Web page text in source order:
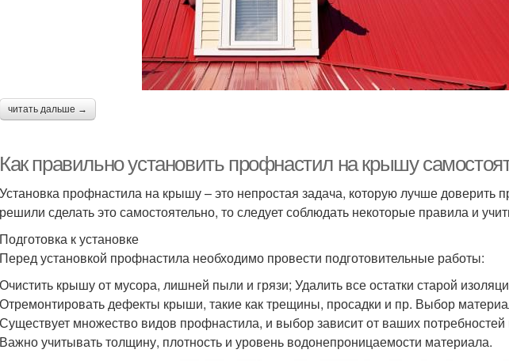
читать дальше →
Как правильно установить профнастил на крышу
Установка профнастила на крышу – это непростая задача, которую лучше
решили сделать это самостоятельно, то следует соблюдать некоторые правила и
Подготовка к установке
Перед установкой профнастила необходимо провести подготовительные работы:
Очистить крышу от мусора, лишней пыли и грязи; Удалить все остатки старой
Отремонтировать дефекты крыши, такие как трещины, просадки и пр. Выбор
Существует множество видов профнастила, и выбор зависит от ваших
Важно учитывать толщину, плотность и уровень водонепроницаемости материала.